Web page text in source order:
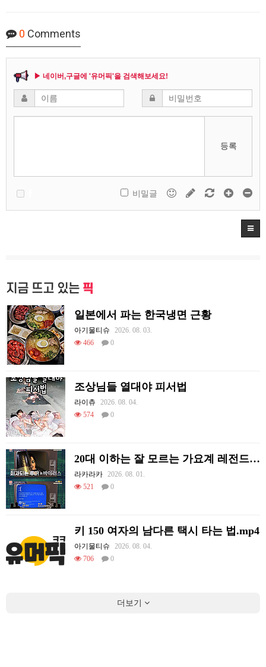
0 Comments
▶ 네이버,구글에 '유머픽'을 검색해보세요!
등록
비밀글
지금 뜨고 있는 픽
일본에서 파는 한국냉면 근황
아기물티슈
2026. 08. 03.
466
0
조상님들 열대야 피서법
라이츄
2026. 08. 04.
574
0
20대 이하는 잘 모르는 가요계 레전드 썰
라카라카
2026. 08. 01.
521
0
키 150 여자의 남다른 택시 타는 법.mp4
아기물티슈
2026. 08. 04.
706
0
더보기